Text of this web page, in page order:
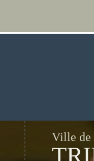
Ville de